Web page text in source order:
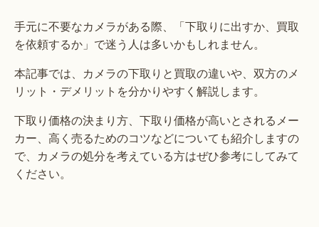
手元に不要なカメラがある際、「下取りに出すか、買取
を依頼するか」で迷う人は多いかもしれません。
本記事では、カメラの下取りと買取の違いや、双方のメ
リット・デメリットを分かりやすく解説します。
下取り価格の決まり方、下取り価格が高いとされるメー
カー、高く売るためのコツなどについても紹介しますの
で、カメラの処分を考えている方はぜひ参考にしてみて
ください。